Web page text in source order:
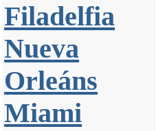
Filadelfia
Nueva
Orleáns
Miami